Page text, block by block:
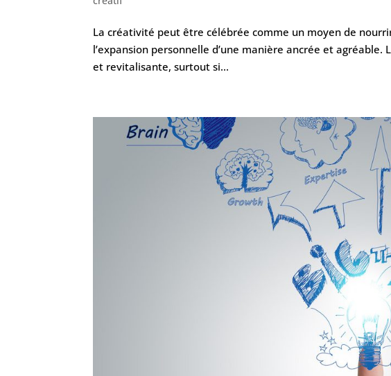
La créativité peut être célébrée comme un moyen de
l’expansion personnelle d’une manière ancrée et
et revitalisante, surtout si...